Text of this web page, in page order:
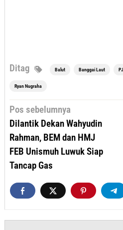
Ditag Balut Banggai Laut
Ryan Nugraha
Navigasi
Pos sebelumnya
Dilantik Dekan Wahyudin
Rahman, BEM dan HMJ
FEB Unismuh Luwuk Siap
Tancap Gas